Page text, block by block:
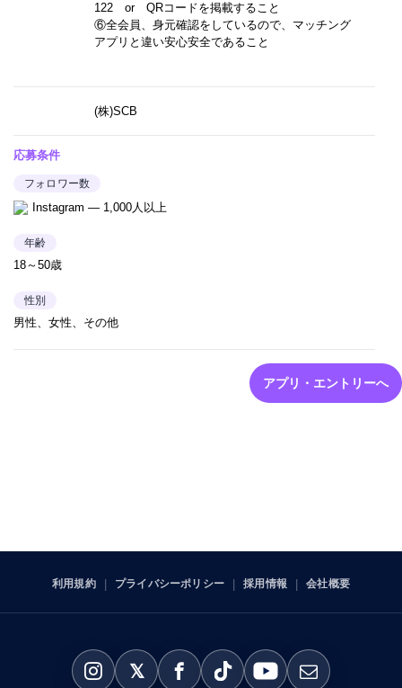
122 or QRコードを掲載すること
⑥全会員、身元確認をしているので、マッチング
アプリと違い安心安全であること
(株)SCB
応募条件
フォロワー数
Instagram — 1,000人以上
年齢
18～50歳
性別
男性、女性、その他
アプリ・エントリーへ
利用規約 プライバシーポリシー 採用情報 会社概要